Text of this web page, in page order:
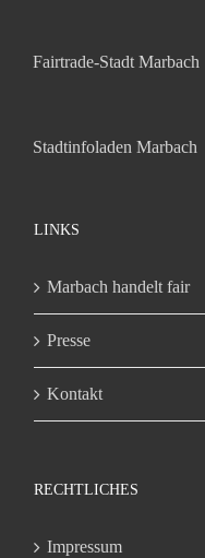
Fairtrade-Stadt Marbach
Stadtinfoladen Marbach
LINKS
Marbach handelt fair
Presse
Kontakt
RECHTLICHES
Impressum